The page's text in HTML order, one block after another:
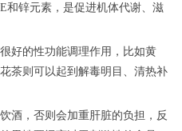
和锌元素，是促进机体代谢、滋
好的性功能调理作用，比如黄
茶则可以起到解毒明目、清热补
酒，否则会加重肝脏的负担，反